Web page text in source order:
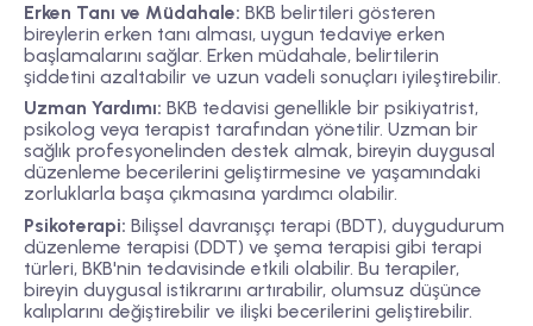
Erken Tanı ve Müdahale: BKB belirtileri gösteren
bireylerin erken tanı alması, uygun tedaviye erken
başlamalarını sağlar. Erken müdahale, belirtilerin
şiddetini azaltabilir ve uzun vadeli sonuçları iyileştirebilir.
Uzman Yardımı: BKB tedavisi genellikle bir psikiyatrist,
psikolog veya terapist tarafından yönetilir. Uzman bir
sağlık profesyonelinden destek almak, bireyin duygusal
düzenleme becerilerini geliştirmesine ve yaşamındaki
zorluklarla başa çıkmasına yardımcı olabilir.
Psikoterapi: Bilişsel davranışçı terapi (BDT), duygudurum
düzenleme terapisi (DDT) ve şema terapisi gibi terapi
türleri, BKB'nin tedavisinde etkili olabilir. Bu terapiler,
bireyin duygusal istikrarını artırabilir, olumsuz düşünce
kalıplarını değiştirebilir ve ilişki becerilerini geliştirebilir.